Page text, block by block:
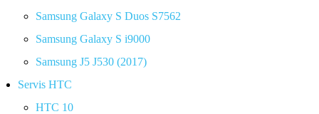
Samsung Galaxy S Duos S7562
Samsung Galaxy S i9000
Samsung J5 J530 (2017)
Servis HTC
HTC 10